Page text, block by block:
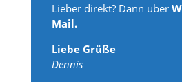
Lieber direkt? Dann über
Mail.
Liebe Grüße
Dennis